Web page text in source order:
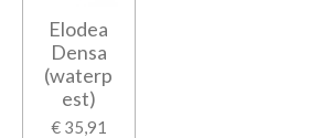
Elodea
Densa
(waterp
est)
€ 35,91